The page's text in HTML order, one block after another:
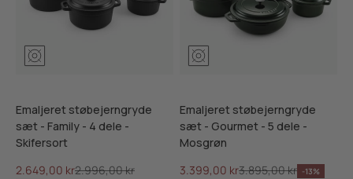
Skifersort
Emaljeret støbejerngryde
sæt - Family - 4 dele -
Skifersort
Salgspris
2.649,00 krNormalpris
2.996,00 kr
Emaljeret støbejerngryde
sæt - Gourmet - 5 dele -
Mosgrøn
Salgspris
3.399,00 krNormalpris
3.895,00 kr -13%